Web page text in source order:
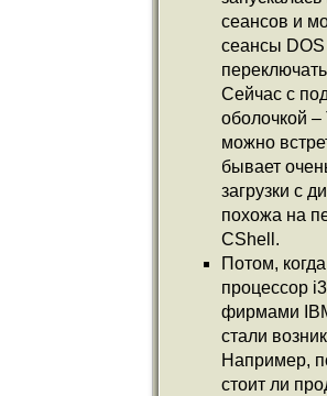
сеансов и
сеансы DOS
Сейчас с
оболочкой
можно
бывает
загрузки с
похожа на
CShell.
Потом,
процессор
фирмами
стали
Например,
стоит ли